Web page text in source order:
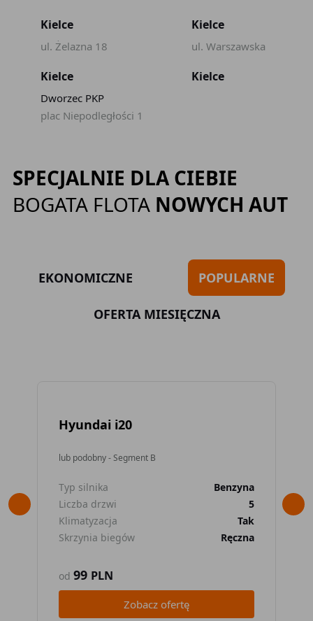
Kielce
ul. Żelazna 18
Kielce
ul. Warszawska
Kielce
Dworzec PKP
plac Niepodległości 1
Kielce
SPECJALNIE DLA CIEBIE
BOGATA FLOTA NOWYCH AUT
EKONOMICZNE POPULARNE
OFERTA MIESIĘCZNA
Hyundai i20
lub podobny - Segment B
Typ silnika
Benzyna
Liczba drzwi
5
Klimatyzacja
Tak
Skrzynia biegów
Ręczna
od 99 PLN
Zobacz ofertę